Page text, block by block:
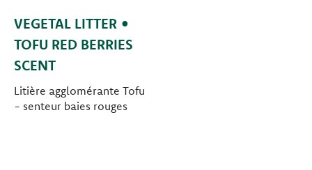
VEGETAL LITTER •
TOFU RED BERRIES
SCENT
Litière agglomérante Tofu
- senteur baies rouges